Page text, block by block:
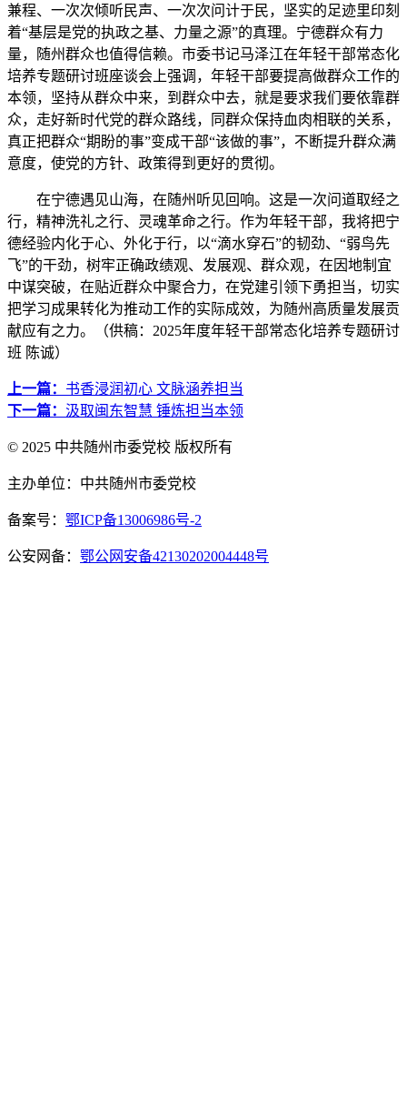
兼程、一次次倾听民声、一次次问计于民，坚实的足迹里印刻
着“基层是党的执政之基、力量之源”的真理。宁德群众有力
量，随州群众也值得信赖。市委书记马泽江在年轻干部常态化
培养专题研讨班座谈会上强调，年轻干部要提高做群众工作的
本领，坚持从群众中来，到群众中去，就是要求我们要依靠群
众，走好新时代党的群众路线，同群众保持血肉相联的关系，
真正把群众“期盼的事”变成干部“该做的事”，不断提升群众满
意度，使党的方针、政策得到更好的贯彻。
在宁德遇见山海，在随州听见回响。这是一次问道取经之
行，精神洗礼之行、灵魂革命之行。作为年轻干部，我将把宁
德经验内化于心、外化于行，以“滴水穿石”的韧劲、“弱鸟先
飞”的干劲，树牢正确政绩观、发展观、群众观，在因地制宜
中谋突破，在贴近群众中聚合力，在党建引领下勇担当，切实
把学习成果转化为推动工作的实际成效，为随州高质量发展贡
献应有之力。（供稿：2025年度年轻干部常态化培养专题研讨
班 陈诚）
上一篇： 书香浸润初心 文脉涵养担当
下一篇： 汲取闽东智慧 锤炼担当本领
© 2025 中共随州市委党校 版权所有
主办单位：中共随州市委党校
备案号： 鄂ICP备13006986号-2
公安网备： 鄂公网安备42130202004448号